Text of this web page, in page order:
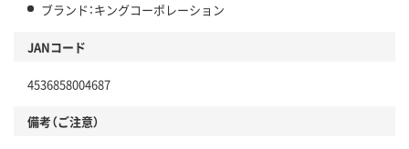
ブランド：キングコーポレーション
JANコード
4536858004687
備考（ご注意）